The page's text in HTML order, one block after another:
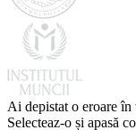
Ai depistat o eroare în
Selecteaz-o și apasă